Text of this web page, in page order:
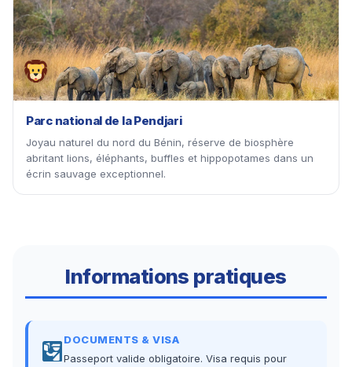
Parc national de la Pendjari
Joyau naturel du nord du Bénin, réserve de biosphère
abritant lions, éléphants, buffles et hippopotames dans un
écrin sauvage exceptionnel.
Informations pratiques
DOCUMENTS & VISA
Passeport valide obligatoire. Visa requis pour